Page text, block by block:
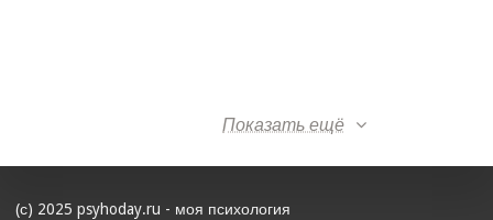
Показать ещё
(с) 2025 psyhoday.ru - моя психология